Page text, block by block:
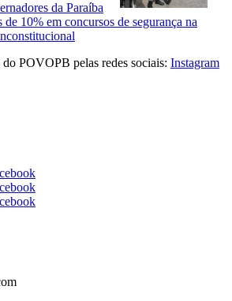
da Paraíba
10% em concursos de segurança na
POVOPB pelas redes sociais: Instagram